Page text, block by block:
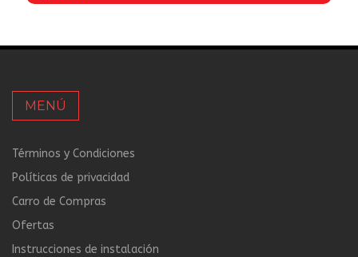
MENÚ
Términos y Condiciones
Políticas de privacidad
Carro de Compras
Ofertas
Instrucciones de instalación